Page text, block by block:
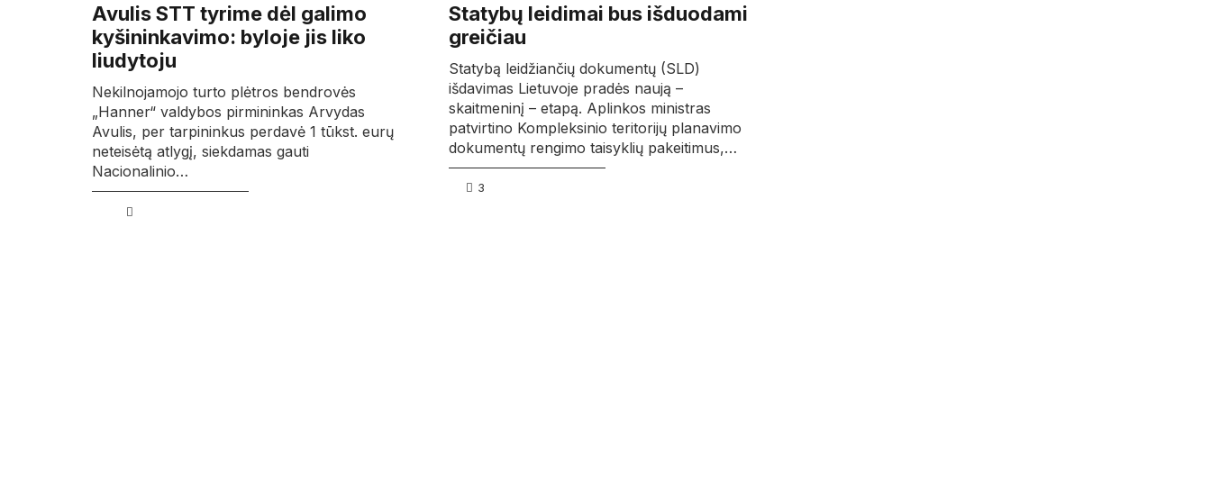
Avulis STT tyrime dėl galimo
kyšininkavimo: byloje jis liko
liudytoju
Nekilnojamojo turto plėtros bendrovės
„Hanner“ valdybos pirmininkas Arvydas
Avulis, per tarpininkus perdavė 1 tūkst. eurų
neteisėtą atlygį, siekdamas gauti
Nacionalinio…
Statybų leidimai bus išduodami
greičiau
Statybą leidžiančių dokumentų (SLD)
išdavimas Lietuvoje pradės naują –
skaitmeninį – etapą. Aplinkos ministras
patvirtino Kompleksinio teritorijų planavimo
dokumentų rengimo taisyklių pakeitimus,…
3